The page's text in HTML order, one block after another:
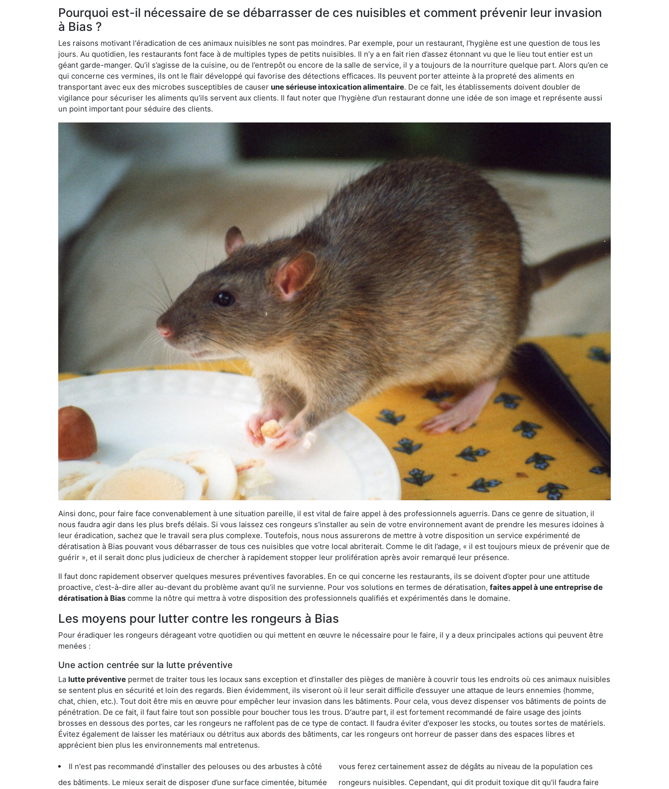
Pourquoi est-il nécessaire de se débarrasser de ces nuisibles et comment prévenir leur invasion
à Bias ?
Les raisons motivant l'éradication de ces animaux nuisibles ne sont pas moindres. Par exemple, pour un restaurant, l’hygiène est une question de tous les
jours. Au quotidien, les restaurants font face à de multiples types de petits nuisibles. Il n’y a en fait rien d’assez étonnant vu que le lieu tout entier est un
géant garde-manger. Qu’il s’agisse de la cuisine, ou de l’entrepôt ou encore de la salle de service, il y a toujours de la nourriture quelque part. Alors qu’en ce
qui concerne ces vermines, ils ont le flair développé qui favorise des détections efficaces. Ils peuvent porter atteinte à la propreté des aliments en
transportant avec eux des microbes susceptibles de causer une sérieuse intoxication alimentaire. De ce fait, les établissements doivent doubler de
vigilance pour sécuriser les aliments qu’ils servent aux clients. Il faut noter que l’hygiène d’un restaurant donne une idée de son image et représente aussi
un point important pour séduire des clients.
Ainsi donc, pour faire face convenablement à une situation pareille, il est vital de faire appel à des professionnels aguerris. Dans ce genre de situation, il
nous faudra agir dans les plus brefs délais. Si vous laissez ces rongeurs s'installer au sein de votre environnement avant de prendre les mesures idoines à
leur éradication, sachez que le travail sera plus complexe. Toutefois, nous nous assurerons de mettre à votre disposition un service expérimenté de
dératisation à Bias pouvant vous débarrasser de tous ces nuisibles que votre local abriterait. Comme le dit l’adage, « il est toujours mieux de prévenir que de
guérir », et il serait donc plus judicieux de chercher à rapidement stopper leur prolifération après avoir remarqué leur présence.
Il faut donc rapidement observer quelques mesures préventives favorables. En ce qui concerne les restaurants, ils se doivent d’opter pour une attitude
proactive, c’est-à-dire aller au-devant du problème avant qu’il ne survienne. Pour vos solutions en termes de dératisation, faites appel à une entreprise de
dératisation à Bias comme la nôtre qui mettra à votre disposition des professionnels qualifiés et expérimentés dans le domaine.
Les moyens pour lutter contre les rongeurs à Bias
Pour éradiquer les rongeurs dérageant votre quotidien ou qui mettent en œuvre le nécessaire pour le faire, il y a deux principales actions qui peuvent être
menées :
Une action centrée sur la lutte préventive
La lutte préventive permet de traiter tous les locaux sans exception et d'installer des pièges de manière à couvrir tous les endroits où ces animaux nuisibles
se sentent plus en sécurité et loin des regards. Bien évidemment, ils viseront où il leur serait difficile d’essuyer une attaque de leurs ennemies (homme,
chat, chien, etc.). Tout doit être mis en œuvre pour empêcher leur invasion dans les bâtiments. Pour cela, vous devez dispenser vos bâtiments de points de
pénétration. De ce fait, il faut faire tout son possible pour boucher tous les trous. D'autre part, il est fortement recommandé de faire usage des joints
brosses en dessous des portes, car les rongeurs ne raffolent pas de ce type de contact. Il faudra éviter d'exposer les stocks, ou toutes sortes de matériels.
Évitez également de laisser les matériaux ou détritus aux abords des bâtiments, car les rongeurs ont horreur de passer dans des espaces libres et
apprécient bien plus les environnements mal entretenus.
Il n'est pas recommandé d’installer des pelouses ou des arbustes à côté
des bâtiments. Le mieux serait de disposer d’une surface cimentée, bitumée
vous ferez certainement assez de dégâts au niveau de la population ces
rongeurs nuisibles. Cependant, qui dit produit toxique dit qu'il faudra faire